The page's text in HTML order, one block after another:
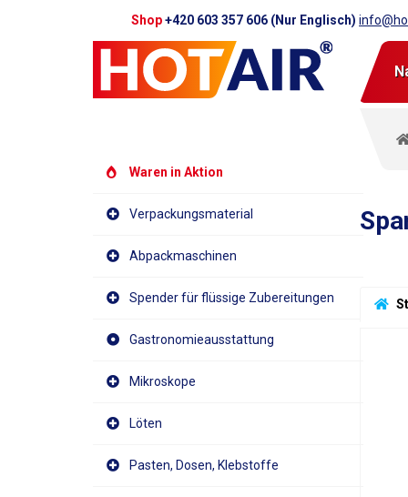
Shop+420 603 357 606 (Nur Englisch)
Waren in Aktion
Verpackungsmaterial
Abpackmaschinen
Spender für flüssige Zubereitungen
Gastronomieausstattung
Mikroskope
Löten
Pasten, Dosen, Klebstoffe